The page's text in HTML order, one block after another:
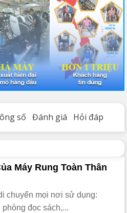
số Đánh giá Hỏi đáp
Máy Rung Toàn Thân
chuyển mọi nơi sử dụng:
đọc sách,...